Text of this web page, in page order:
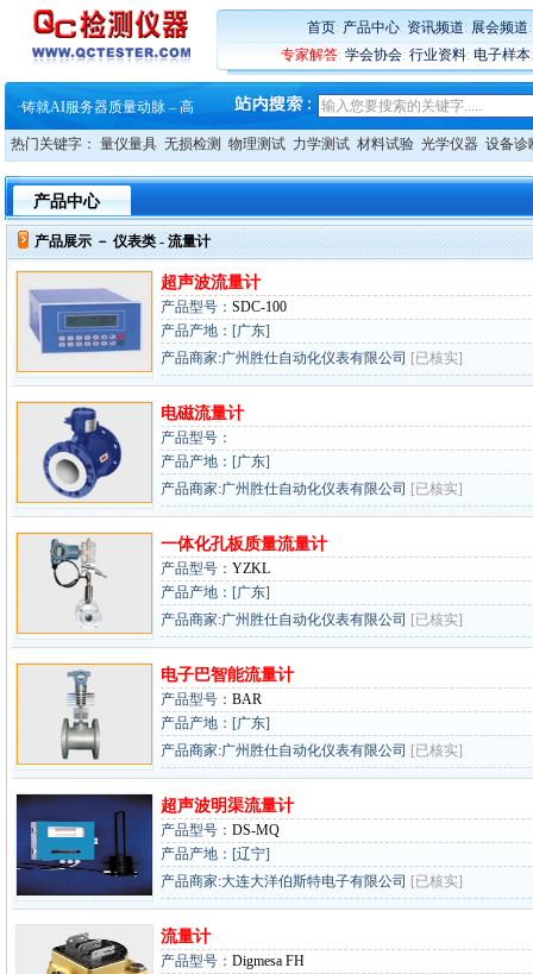
首页: 产品中心: 资讯频道: 展会频道
专家解答: 学会协会: 行业资料: 电子样本
蔡司和亿纬锂能达成战略合作
大牌云集 买家升级 ——26
蔡司软件 | 高效变形分析能
·铸就AI服务器质量动脉 – 高
·铸就AI服务器质量动脉 – 高
·ZEISS BOSELLO ADR 让内部缺
·蔡司和亿纬锂能达成战略合作
热门关键字： 量仪量具 无损检测 物理测试 力学测试 材料试验 光学仪器 设备诊
产品中心
产品展示 － 仪表类 - 流量计
超声波流量计
产品型号： SDC-100
产品产地：[广东]
产品商家:广州胜仕自动化仪表有限公司 [已核实]
电磁流量计
产品型号：
产品产地：[广东]
产品商家:广州胜仕自动化仪表有限公司 [已核实]
一体化孔板质量流量计
产品型号： YZKL
产品产地：[广东]
产品商家:广州胜仕自动化仪表有限公司 [已核实]
电子巴智能流量计
产品型号： BAR
产品产地：[广东]
产品商家:广州胜仕自动化仪表有限公司 [已核实]
超声波明渠流量计
产品型号： DS-MQ
产品产地：[辽宁]
产品商家:大连大洋伯斯特电子有限公司 [已核实]
流量计
产品型号： Digmesa FH